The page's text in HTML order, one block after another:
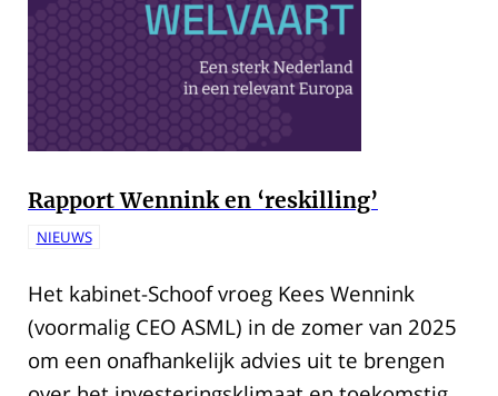
Rapport Wennink en ‘reskilling’
NIEUWS
Het kabinet-Schoof vroeg Kees Wennink
(voormalig CEO ASML) in de zomer van 2025
om een onafhankelijk advies uit te brengen